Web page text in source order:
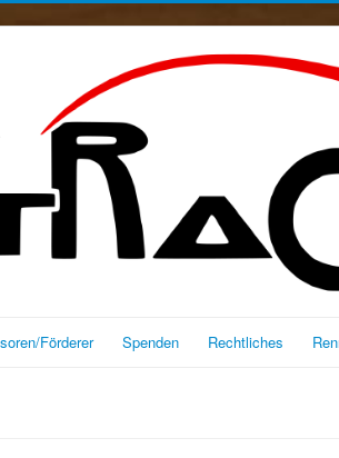
Förderer Spenden Rechtliches